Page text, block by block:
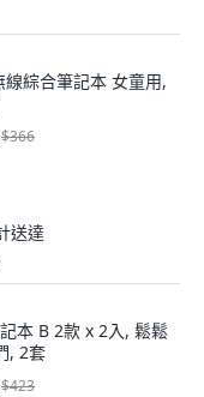
線綜合筆記本 女童用,
$366
送達
本 B 2款 x 2入, 鬆鬆
, 2套
$423